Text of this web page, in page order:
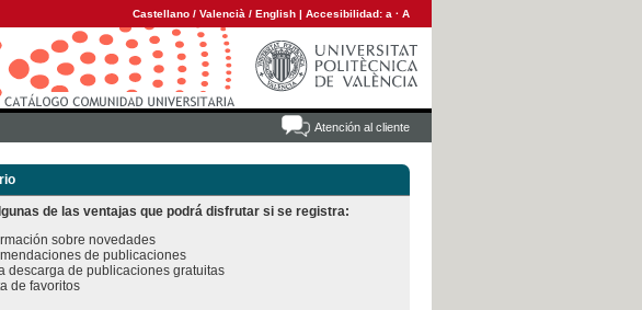
Castellano / Valencià / English | Accesibilidad: a · A
Atención al cliente
de las ventajas que podrá disfrutar si se registra:
sobre novedades
de publicaciones
descarga de publicaciones gratuitas